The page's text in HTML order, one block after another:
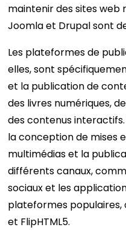
maintenir des sites web
Joomla et Drupal sont
Les plateformes de
elles, sont
et la publication de
des livres numériques,
des contenus
la conception de mises
multimédias et la
différents canaux,
sociaux et les
plateformes populaires,
et FlipHTML5.